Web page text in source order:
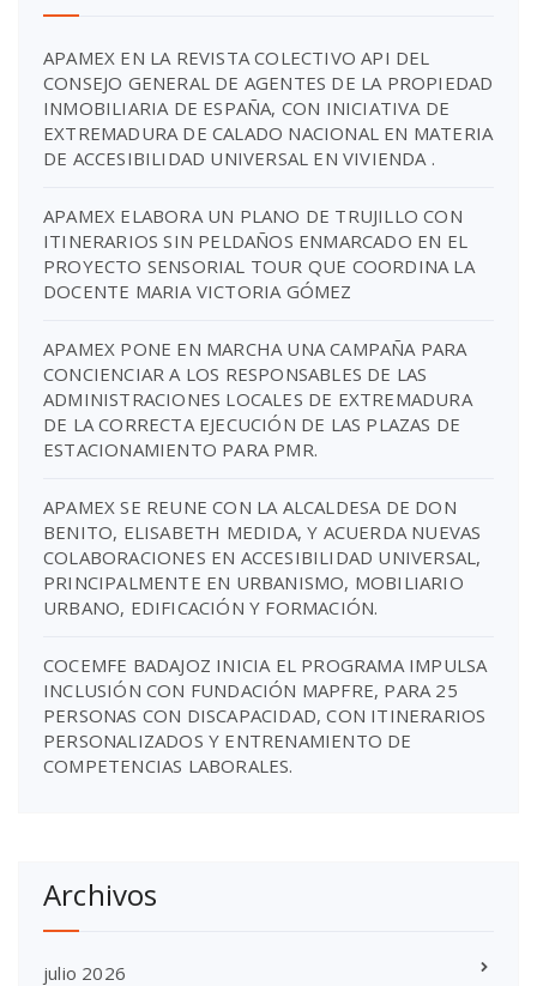
APAMEX EN LA REVISTA COLECTIVO API DEL
CONSEJO GENERAL DE AGENTES DE LA PROPIEDAD
INMOBILIARIA DE ESPAÑA, CON INICIATIVA DE
EXTREMADURA DE CALADO NACIONAL EN MATERIA
DE ACCESIBILIDAD UNIVERSAL EN VIVIENDA .
APAMEX ELABORA UN PLANO DE TRUJILLO CON
ITINERARIOS SIN PELDAÑOS ENMARCADO EN EL
PROYECTO SENSORIAL TOUR QUE COORDINA LA
DOCENTE MARIA VICTORIA GÓMEZ
APAMEX PONE EN MARCHA UNA CAMPAÑA PARA
CONCIENCIAR A LOS RESPONSABLES DE LAS
ADMINISTRACIONES LOCALES DE EXTREMADURA
DE LA CORRECTA EJECUCIÓN DE LAS PLAZAS DE
ESTACIONAMIENTO PARA PMR.
APAMEX SE REUNE CON LA ALCALDESA DE DON
BENITO, ELISABETH MEDIDA, Y ACUERDA NUEVAS
COLABORACIONES EN ACCESIBILIDAD UNIVERSAL,
PRINCIPALMENTE EN URBANISMO, MOBILIARIO
URBANO, EDIFICACIÓN Y FORMACIÓN.
COCEMFE BADAJOZ INICIA EL PROGRAMA IMPULSA
INCLUSIÓN CON FUNDACIÓN MAPFRE, PARA 25
PERSONAS CON DISCAPACIDAD, CON ITINERARIOS
PERSONALIZADOS Y ENTRENAMIENTO DE
COMPETENCIAS LABORALES.
Archivos
julio 2026